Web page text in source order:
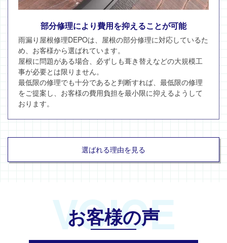
部分修理により費用を抑えることが可能
雨漏り屋根修理DEPOは、屋根の部分修理に対応しているた
め、お客様から選ばれています。
屋根に問題がある場合、必ずしも葺き替えなどの大規模工
事が必要とは限りません。
最低限の修理でも十分であると判断すれば、最低限の修理
をご提案し、お客様の費用負担を最小限に抑えるようして
おります。
選ばれる理由を見る
VOICE
お客様の声